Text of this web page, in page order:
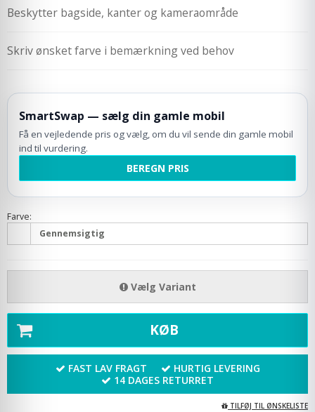
Beskytter bagside, kanter og kameraområde
Skriv ønsket farve i bemærkning ved behov
SmartSwap — sælg din gamle mobil
Få en vejledende pris og vælg, om du vil sende din gamle mobil
ind til vurdering.
BEREGN PRIS
Farve:
Gennemsigtig
Vælg Variant
KØB
FAST LAV FRAGT
HURTIG LEVERING
14 DAGES RETURRET
TILFØJ TIL ØNSKELISTE